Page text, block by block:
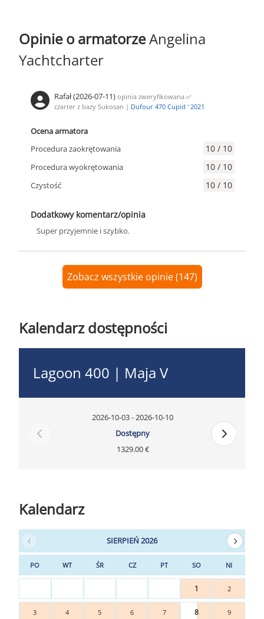
Opinie o armatorzeAngelina
Yachtcharter
Rafał (2026-07-11) opinia zweryfikowana ✅
czarter z bazy Sukosan | Dufour 470 Cupid ' 2021
Ocena armatora
Procedura zaokrętowania
10 / 10
Procedura wyokrętowania 10 / 10
Czystość 10 / 10
Dodatkowy komentarz/opinia
Super przyjemnie i szybko.
Zobacz wszystkie opinie (147)
Kalendarz dostępności
Lagoon 400 | Maja V
2026-10-03 - 2026-10-10
Dostępny
1329.00 €
Kalendarz
SIERPIEŃ 2026
PO WT ŚR CZ PT SO NI
1 2
3 4 5 6 7 8 9